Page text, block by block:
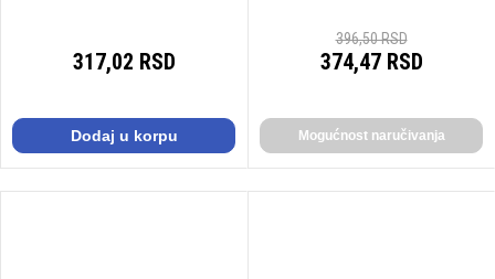
317,02 RSD
Dodaj u korpu
396,50 RSD
374,47 RSD
Mogućnost naručivanja